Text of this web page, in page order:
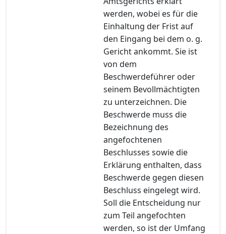
werden, wobei es für die
Einhaltung der Frist auf
den Eingang bei dem o. g.
Gericht ankommt. Sie ist
von dem
Beschwerdeführer oder
seinem Bevollmächtigten
zu unterzeichnen. Die
Beschwerde muss die
Bezeichnung des
angefochtenen
Beschlusses sowie die
Erklärung enthalten, dass
Beschwerde gegen diesen
Beschluss eingelegt wird.
Soll die Entscheidung nur
zum Teil angefochten
werden, so ist der Umfang